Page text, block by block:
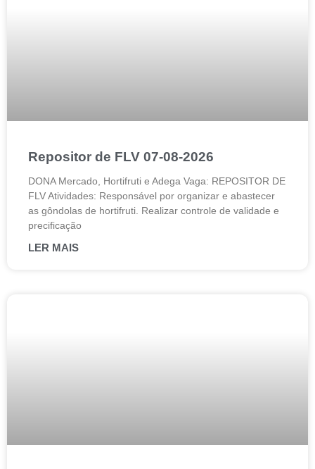
Repositor de FLV 07-08-2026
DONA Mercado, Hortifruti e Adega Vaga: REPOSITOR DE
FLV Atividades: Responsável por organizar e abastecer
as gôndolas de hortifruti. Realizar controle de validade e
precificação
LER MAIS